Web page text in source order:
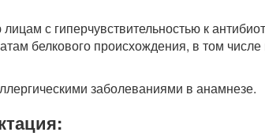
с гиперчувствительностью к
белкового происхождения, в том
заболеваниями в анамнезе.